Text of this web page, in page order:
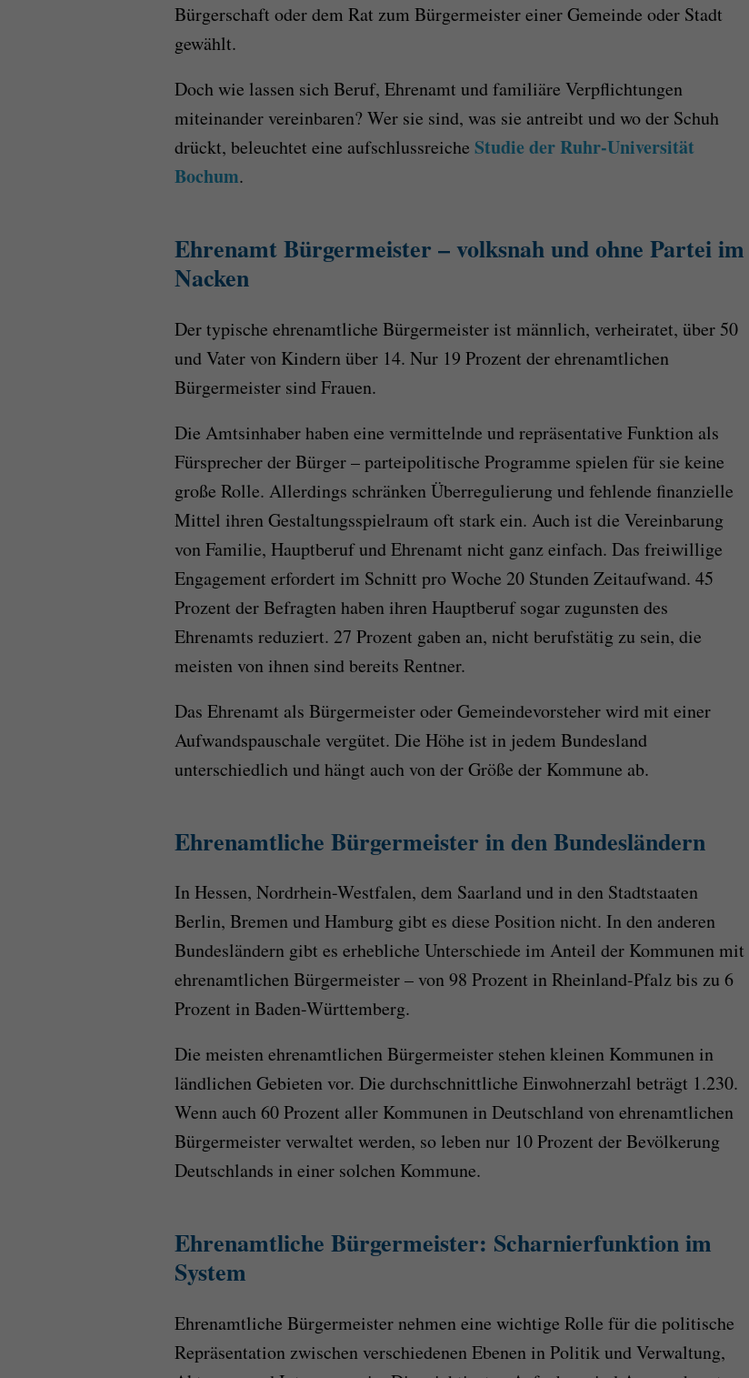
Bürgerschaft oder dem Rat zum Bürgermeister einer Gemeinde oder Stadt
gewählt.
Doch wie lassen sich Beruf, Ehrenamt und familiäre Verpflichtungen
miteinander vereinbaren? Wer sie sind, was sie antreibt und wo der Schuh
drückt, beleuchtet eine aufschlussreiche Studie der Ruhr-Universität
Bochum.
Ehrenamt Bürgermeister – volksnah und ohne Partei im
Nacken
Der typische ehrenamtliche Bürgermeister ist männlich, verheiratet, über 50
und Vater von Kindern über 14. Nur 19 Prozent der ehrenamtlichen
Bürgermeister sind Frauen.
Die Amtsinhaber haben eine vermittelnde und repräsentative Funktion als
Fürsprecher der Bürger – parteipolitische Programme spielen für sie keine
große Rolle. Allerdings schränken Überregulierung und fehlende finanzielle
Mittel ihren Gestaltungsspielraum oft stark ein. Auch ist die Vereinbarung
von Familie, Hauptberuf und Ehrenamt nicht ganz einfach. Das freiwillige
Engagement erfordert im Schnitt pro Woche 20 Stunden Zeitaufwand. 45
Prozent der Befragten haben ihren Hauptberuf sogar zugunsten des
Ehrenamts reduziert. 27 Prozent gaben an, nicht berufstätig zu sein, die
meisten von ihnen sind bereits Rentner.
Das Ehrenamt als Bürgermeister oder Gemeindevorsteher wird mit einer
Aufwandspauschale vergütet. Die Höhe ist in jedem Bundesland
unterschiedlich und hängt auch von der Größe der Kommune ab.
Ehrenamtliche Bürgermeister in den Bundesländern
In Hessen, Nordrhein-Westfalen, dem Saarland und in den Stadtstaaten
Berlin, Bremen und Hamburg gibt es diese Position nicht. In den anderen
Bundesländern gibt es erhebliche Unterschiede im Anteil der Kommunen mit
ehrenamtlichen Bürgermeister – von 98 Prozent in Rheinland-Pfalz bis zu 6
Prozent in Baden-Württemberg.
Die meisten ehrenamtlichen Bürgermeister stehen kleinen Kommunen in
ländlichen Gebieten vor. Die durchschnittliche Einwohnerzahl beträgt 1.230.
Wenn auch 60 Prozent aller Kommunen in Deutschland von ehrenamtlichen
Bürgermeister verwaltet werden, so leben nur 10 Prozent der Bevölkerung
Deutschlands in einer solchen Kommune.
Ehrenamtliche Bürgermeister: Scharnierfunktion im
System
Ehrenamtliche Bürgermeister nehmen eine wichtige Rolle für die politische
Repräsentation zwischen verschiedenen Ebenen in Politik und Verwaltung,